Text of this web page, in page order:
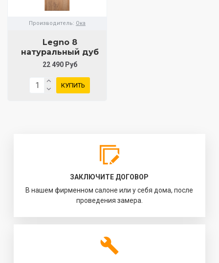
Производитель: Ока
Legno 8
натуральный дуб
22 490 Руб
КУПИТЬ
ЗАКЛЮЧИТЕ ДОГОВОР
В нашем фирменном салоне или у себя дома, после
проведения замера.